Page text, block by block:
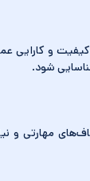
کیفیت و کارایی
شود.
مهارتی و